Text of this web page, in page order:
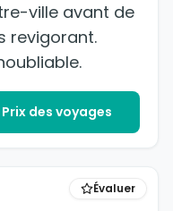
ville avant de
revigorant.
Prix des voyages
Évaluer